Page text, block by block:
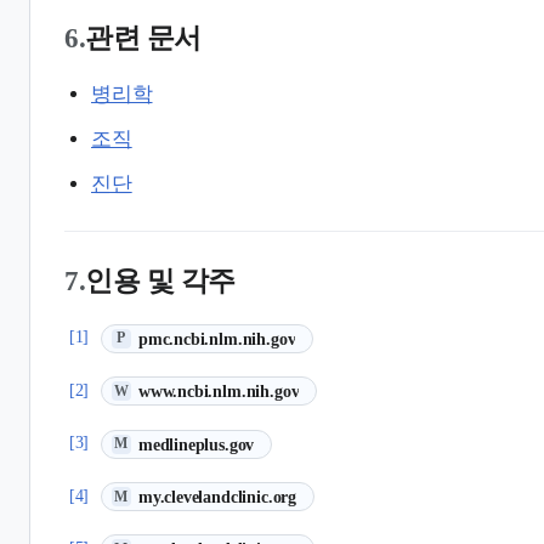
6.관련 문서
병리학
조직
진단
7.인용 및 각주
[1] P pmc.ncbi.nlm.nih.gov
(새 탭에서 열림)
[2] W www.ncbi.nlm.nih.gov
(새 탭에서 열림)
[3] M medlineplus.gov
(새 탭에서 열림)
[4] M my.clevelandclinic.org
(새 탭에서 열림)